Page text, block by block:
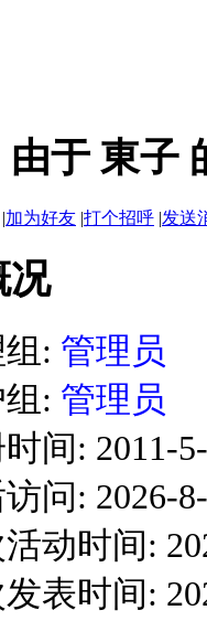
由于 東子
|加为好友 |打个招呼 |发送
况
: 管理员
: 管理员
间: 2011-
问: 2026-
动时间:
表时间: